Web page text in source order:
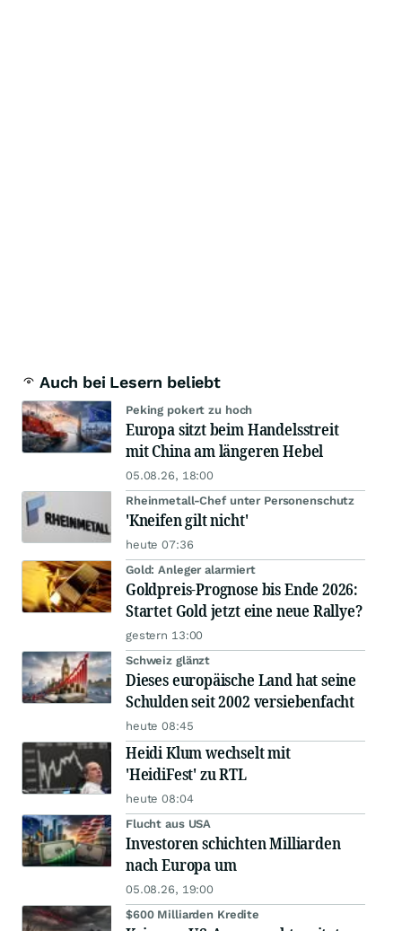
Auch bei Lesern beliebt
Peking pokert zu hoch
Europa sitzt beim Handelsstreit
mit China am längeren Hebel
05.08.26, 18:00
Rheinmetall-Chef unter Personenschutz
'Kneifen gilt nicht'
heute 07:36
Gold: Anleger alarmiert
Goldpreis-Prognose bis Ende 2026:
Startet Gold jetzt eine neue Rallye?
gestern 13:00
Schweiz glänzt
Dieses europäische Land hat seine
Schulden seit 2002 versiebenfacht
heute 08:45
Heidi Klum wechselt mit
'HeidiFest' zu RTL
heute 08:04
Flucht aus USA
Investoren schichten Milliarden
nach Europa um
05.08.26, 19:00
$600 Milliarden Kredite